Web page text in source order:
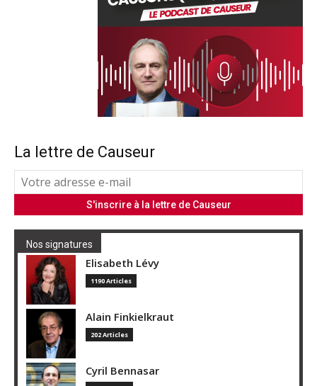
La lettre de Causeur
Nos signatures
Elisabeth Lévy
1190 Articles
Alain Finkielkraut
202 Articles
Cyril Bennasar